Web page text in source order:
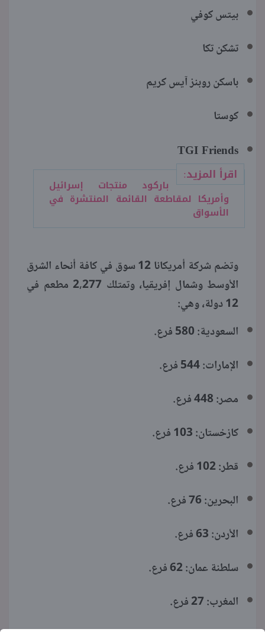
بيتس كوفي
تشكن تكا
باسكن روبنز آيس كريم
كوستا
TGI Friends
اقرأ المزيد:
باركود منتجات إسرائيل
وأمريكا لمقاطعة القائمة المنتشرة في
الأسواق
وتضم شركة أمريكانا 12 سوق في كافة أنحاء الشرق
الأوسط وشمال إفريقيا، وتمتلك 2,277 مطعم في
12 دولة، وهي:
السعودية: 580 فرع.
الإمارات: 544 فرع.
مصر: 448 فرع.
كازخستان: 103 فرع.
قطر: 102 فرع.
البحرين: 76 فرع.
الأردن: 63 فرع.
سلطنة عمان: 62 فرع.
المغرب: 27 فرع.